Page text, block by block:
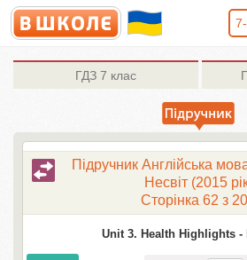
ГДЗ 7 клас
Підручник Англійська
Несвіт (2015
Сторінка 62 з
Unit 3. Health Highlights -